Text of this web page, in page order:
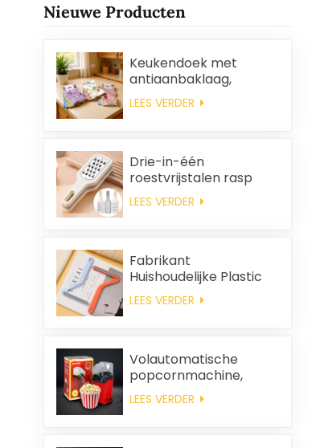
Nieuwe Producten
Keukendoek met
antiaanbaklaag,
gemakkelijk schoon te
maken, dik, bedrukt,
milieuvriendelijk.
LEES VERDER
Drie-in-één
roestvrijstalen rasp
LEES VERDER
Fabrikant
Huishoudelijke Plastic
Reinigingsborstel
Kleding Antistatische
LEES VERDER
Volautomatische
popcornmachine,
draagbare
popcornmachine voor
LEES VERDER